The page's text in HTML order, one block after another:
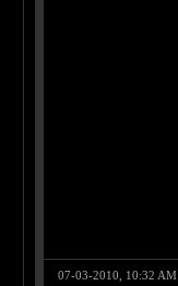
07-03-2010, 10:32 AM